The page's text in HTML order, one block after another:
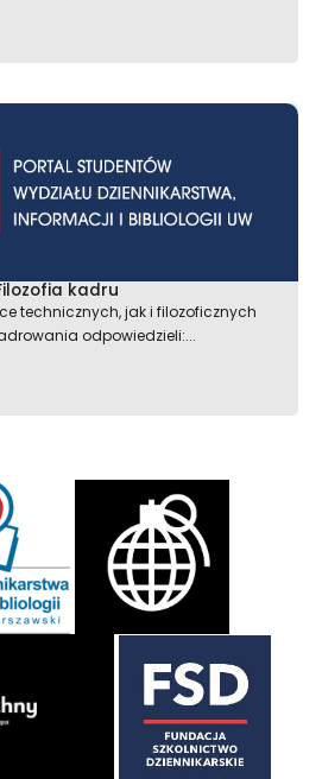
kadru
technicznych, jak i filozoficznych
odpowiedzieli:...